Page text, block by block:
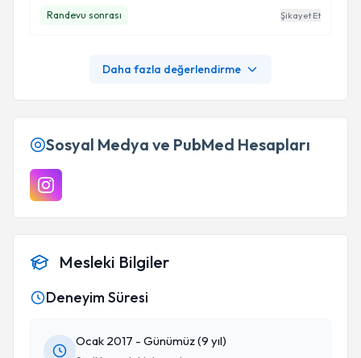
Randevu sonrası Şikayet Et
Daha fazla değerlendirme
Sosyal Medya ve PubMed Hesapları
Mesleki Bilgiler
Deneyim Süresi
Ocak 2017 - Günümüz (9 yıl)